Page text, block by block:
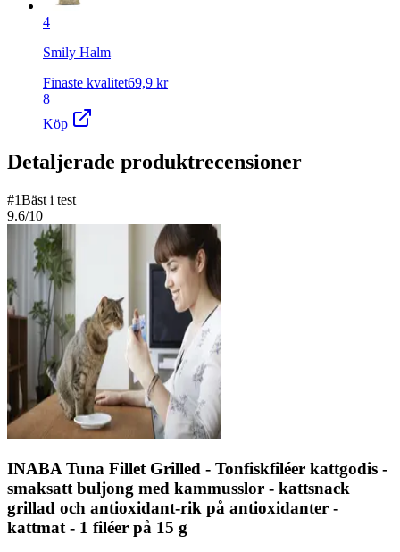
4
Smily Halm
Finaste kvalitet69,9 kr
8
Köp
Detaljerade produktrecensioner
#1Bäst i test
9.6/10
INABA Tuna Fillet Grilled - Tonfiskfiléer kattgodis -
smaksatt buljong med kammusslor - kattsnack
grillad och antioxidant-rik på antioxidanter -
kattmat - 1 filéer på 15 g